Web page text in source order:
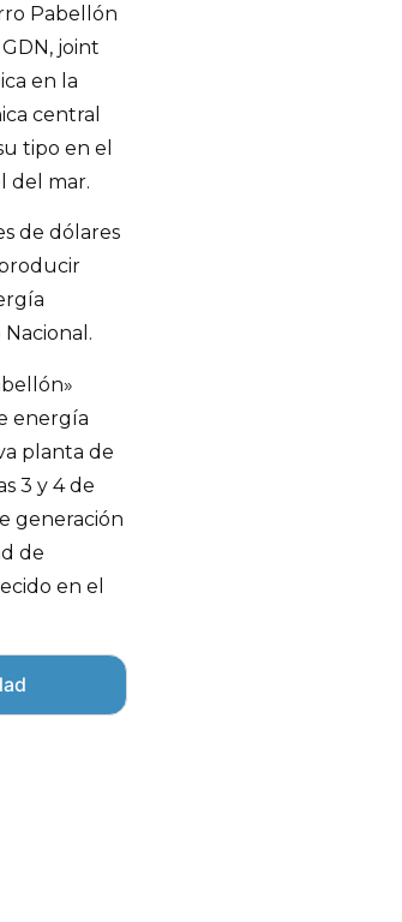
Pabellón
joint
en la
central
tipo en el
del mar.
de dólares
energía
planta de
3 y 4 de
generación
de
en el